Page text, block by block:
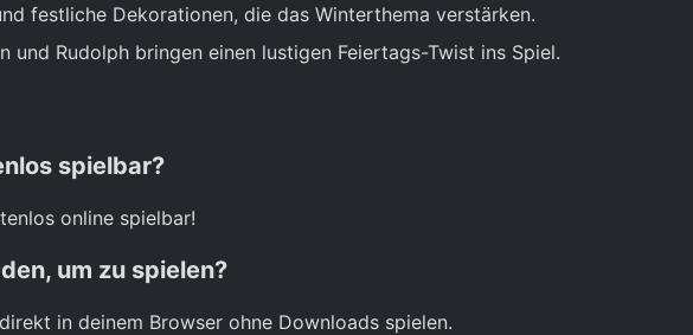
festliche Dekorationen, die das Winterthema verstärken.
und Rudolph bringen einen lustigen Feiertags-Twist ins Spiel.
spielbar?
online spielbar!
um zu spielen?
in deinem Browser ohne Downloads spielen.